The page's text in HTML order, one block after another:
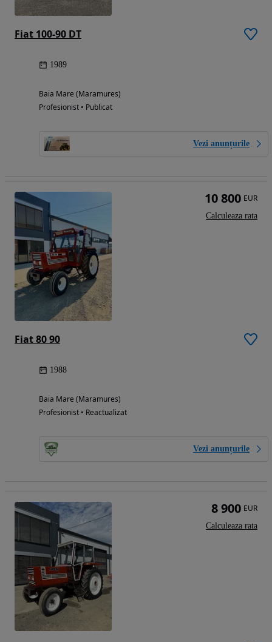
Fiat 100-90 DT
1989
Baia Mare (Maramures)
Profesionist • Publicat
Vezi anunțurile
Fiat 80 90
1988
Baia Mare (Maramures)
Profesionist • Reactualizat
Vezi anunțurile
10 800 EUR
Calculeaza rata
8 900 EUR
Calculeaza rata